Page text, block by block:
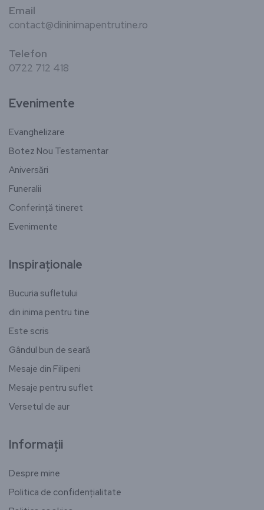
Email
contact@dininimapentrutine.ro
Telefon
0722 712 418
Evenimente
Evanghelizare
Botez Nou Testamentar
Aniversări
Funeralii
Conferință tineret
Evenimente
Inspiraționale
Bucuria sufletului
din inima pentru tine
Este scris
Gândul bun de seară
Mesaje din Filipeni
Mesaje pentru suflet
Versetul de aur
Informații
Despre mine
Politica de confidențialitate